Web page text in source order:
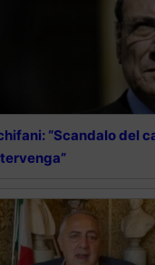
“Scandalo del